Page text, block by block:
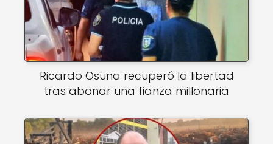
Ricardo Osuna recuperó la libertad
tras abonar una fianza millonaria